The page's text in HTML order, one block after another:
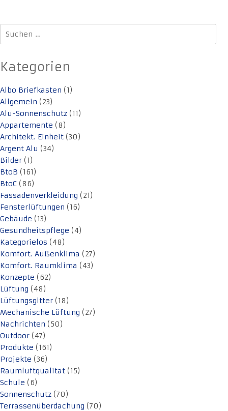
Suchen
nach:
Kategorien
Albo Briefkasten (1)
Allgemein (23)
Alu-Sonnenschutz (11)
Appartemente (8)
Architekt. Einheit (30)
Argent Alu (34)
Bilder (1)
BtoB (161)
BtoC (86)
Fassadenverkleidung (21)
Fensterlüftungen (16)
Gebäude (13)
Gesundheitspflege (4)
Kategorielos (48)
Komfort. Außenklima (27)
Komfort. Raumklima (43)
Konzepte (62)
Lüftung (48)
Lüftungsgitter (18)
Mechanische Lüftung (27)
Nachrichten (50)
Outdoor (47)
Produkte (161)
Projekte (36)
Raumluftqualität (15)
Schule (6)
Sonnenschutz (70)
Terrassenüberdachung (70)